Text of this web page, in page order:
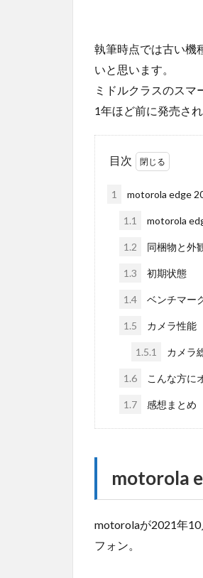
執筆時点では古い機
いと思います。
ミドルクラスのスマ
1年ほど前に発売さ
目次
1 motorola edge
1.1 motorola
1.2 同梱物と外
1.3 初期状態
1.4 ベンチマー
1.5 カメラ性能
1.5.1 カメラ
1.6 こんな方に
1.7 感想まとめ
motorola
motorolaが2021年10
フォン。